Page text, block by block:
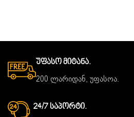
Უფასო Მიტანა.
200 ლარიდან, უფასოა.
24/7 Საპორტი.